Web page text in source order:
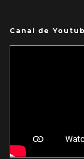
Canal de